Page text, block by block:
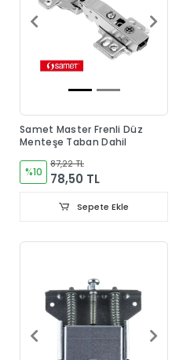
Samet Master Frenli Düz
Menteşe Taban Dahil
%10
87,22 TL
78,50 TL
Sepete Ekle